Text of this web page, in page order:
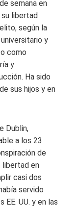
semana en
libertad
según la
y
como
y
Ha sido
sus hijos y en
Dublin,
a los 23
de
libertad en
casi dos
servido
UU. y en las